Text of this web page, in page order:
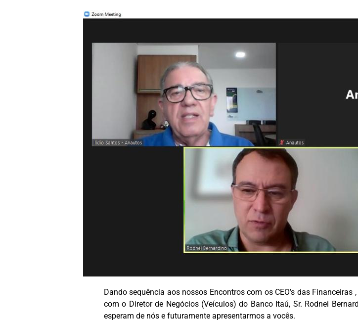
Dando sequência aos nossos Encontros com os CEO’s das
com o Diretor de Negócios (Veículos) do Banco Itaú, Sr. Rodnei
esperam de nós e futuramente apresentarmos a vocês.